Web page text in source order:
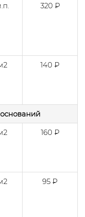
320 ₽
140 ₽
160 ₽
95 ₽